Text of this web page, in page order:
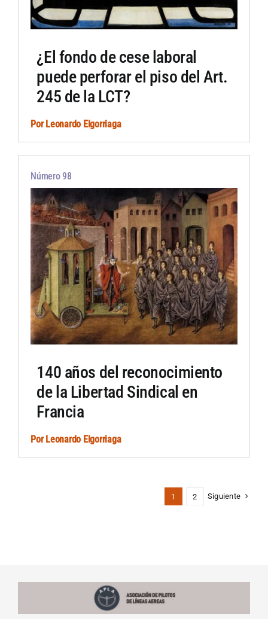
¿El fondo de cese laboral
puede perforar el piso del Art.
245 de la LCT?
Por Leonardo Elgorriaga
Número 98
140 años del reconocimiento
de la Libertad Sindical en
Francia
Por Leonardo Elgorriaga
1 2 Siguiente